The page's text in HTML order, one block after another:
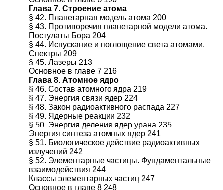
Глава 7. Строение атома
§ 42. Планетарная модель атома 200
§ 43. Противоречия планетарной модели атома.
Постулаты Бора 204
§ 44. Испускание и поглощение света атомами.
Спектры 209
§ 45. Лазеры 213
Основное в главе 7 216
Глава 8. Атомное ядро
§ 46. Состав атомного ядра 219
§ 47. Энергия связи ядер 224
§ 48. Закон радиоактивного распада 227
§ 49. Ядерные реакции 232
§ 50. Энергия деления ядер урана 235
Энергия синтеза атомных ядер 241
§ 51. Биологическое действие радиоактивных
излучений 242
§ 52. Элементарные частицы. Фундаментальные
взаимодействия 244
Классы элементарных частиц 247
Основное в главе 8 248